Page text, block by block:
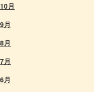
月
月
月
月
月